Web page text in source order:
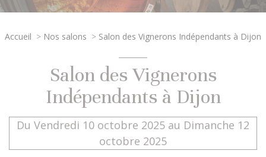
Accueil > Nos salons > Salon des Vignerons Indépendants à Dijon
Salon des Vignerons
Indépendants à Dijon
Du Vendredi 10 octobre 2025 au Dimanche 12
octobre 2025